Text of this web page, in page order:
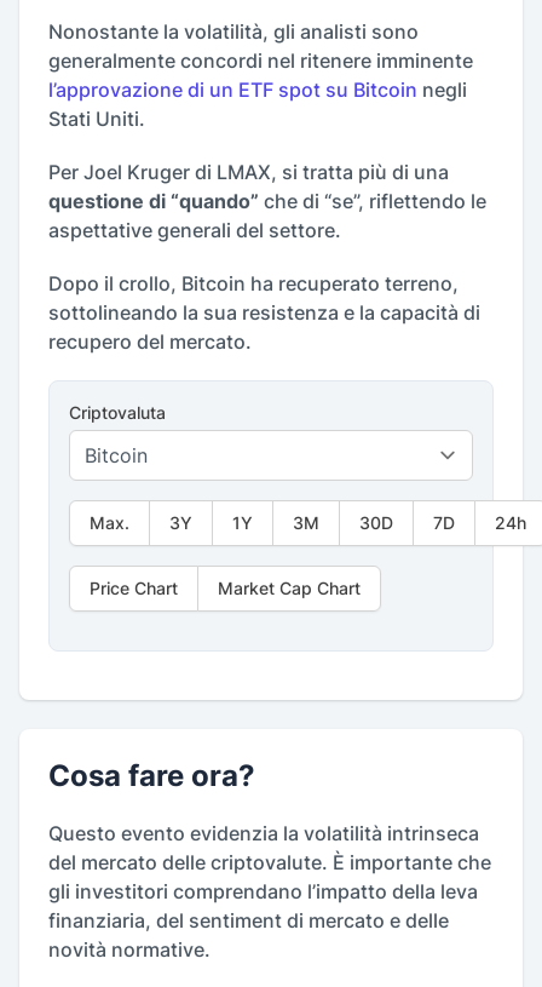
Nonostante la volatilità, gli analisti sono
generalmente concordi nel ritenere imminente
l’approvazione di un ETF spot su Bitcoin negli
Stati Uniti.
Per Joel Kruger di LMAX, si tratta più di una
questione di “quando” che di “se”, riflettendo le
aspettative generali del settore.
Dopo il crollo, Bitcoin ha recuperato terreno,
sottolineando la sua resistenza e la capacità di
recupero del mercato.
Criptovaluta
Max. 3Y 1Y 3M 30D 7D 24h
Price Chart Market Cap Chart
Cosa fare ora?
Questo evento evidenzia la volatilità intrinseca
del mercato delle criptovalute. È importante che
gli investitori comprendano l’impatto della leva
finanziaria, del sentiment di mercato e delle
novità normative.